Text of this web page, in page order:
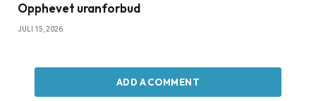
Opphevet uranforbud
JULI 15, 2026
ADD A COMMENT